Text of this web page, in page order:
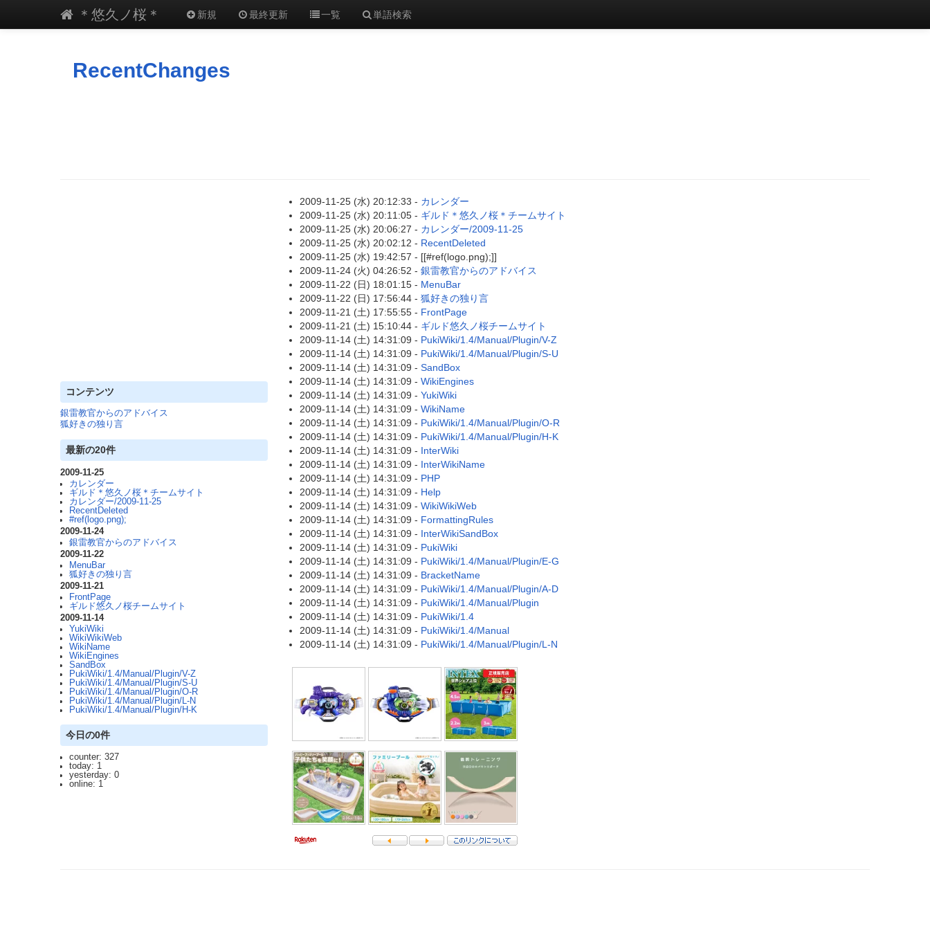
＊悠久ノ桜＊ 新規 最終更新 一覧 単語検索
RecentChanges
コンテンツ
銀雷教官からのアドバイス
狐好きの独り言
最新の20件
2009-11-25
カレンダー
ギルド＊悠久ノ桜＊チームサイト
カレンダー/2009-11-25
RecentDeleted
#ref(logo.png);
2009-11-24
銀雷教官からのアドバイス
2009-11-22
MenuBar
狐好きの独り言
2009-11-21
FrontPage
ギルド悠久ノ桜チームサイト
2009-11-14
YukiWiki
WikiWikiWeb
WikiName
WikiEngines
SandBox
PukiWiki/1.4/Manual/Plugin/V-Z
PukiWiki/1.4/Manual/Plugin/S-U
PukiWiki/1.4/Manual/Plugin/O-R
PukiWiki/1.4/Manual/Plugin/L-N
PukiWiki/1.4/Manual/Plugin/H-K
今日の0件
counter: 327
today: 1
yesterday: 0
online: 1
2009-11-25 (水) 20:12:33 - カレンダー
2009-11-25 (水) 20:11:05 - ギルド＊悠久ノ桜＊チームサイト
2009-11-25 (水) 20:06:27 - カレンダー/2009-11-25
2009-11-25 (水) 20:02:12 - RecentDeleted
2009-11-25 (水) 19:42:57 - [[#ref(logo.png);]]
2009-11-24 (火) 04:26:52 - 銀雷教官からのアドバイス
2009-11-22 (日) 18:01:15 - MenuBar
2009-11-22 (日) 17:56:44 - 狐好きの独り言
2009-11-21 (土) 17:55:55 - FrontPage
2009-11-21 (土) 15:10:44 - ギルド悠久ノ桜チームサイト
2009-11-14 (土) 14:31:09 - PukiWiki/1.4/Manual/Plugin/V-Z
2009-11-14 (土) 14:31:09 - PukiWiki/1.4/Manual/Plugin/S-U
2009-11-14 (土) 14:31:09 - SandBox
2009-11-14 (土) 14:31:09 - WikiEngines
2009-11-14 (土) 14:31:09 - YukiWiki
2009-11-14 (土) 14:31:09 - WikiName
2009-11-14 (土) 14:31:09 - PukiWiki/1.4/Manual/Plugin/O-R
2009-11-14 (土) 14:31:09 - PukiWiki/1.4/Manual/Plugin/H-K
2009-11-14 (土) 14:31:09 - InterWiki
2009-11-14 (土) 14:31:09 - InterWikiName
2009-11-14 (土) 14:31:09 - PHP
2009-11-14 (土) 14:31:09 - Help
2009-11-14 (土) 14:31:09 - WikiWikiWeb
2009-11-14 (土) 14:31:09 - FormattingRules
2009-11-14 (土) 14:31:09 - InterWikiSandBox
2009-11-14 (土) 14:31:09 - PukiWiki
2009-11-14 (土) 14:31:09 - PukiWiki/1.4/Manual/Plugin/E-G
2009-11-14 (土) 14:31:09 - BracketName
2009-11-14 (土) 14:31:09 - PukiWiki/1.4/Manual/Plugin/A-D
2009-11-14 (土) 14:31:09 - PukiWiki/1.4/Manual/Plugin
2009-11-14 (土) 14:31:09 - PukiWiki/1.4
2009-11-14 (土) 14:31:09 - PukiWiki/1.4/Manual
2009-11-14 (土) 14:31:09 - PukiWiki/1.4/Manual/Plugin/L-N